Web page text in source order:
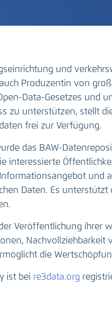
und
Produzentin von
Data-Gesetzes und
zu unterstützen, stellt
frei zur Verfügung.
das BAW-
interessierte
und
Daten. Es
Veröffentlichung ihrer
die
ist bei re3data.org